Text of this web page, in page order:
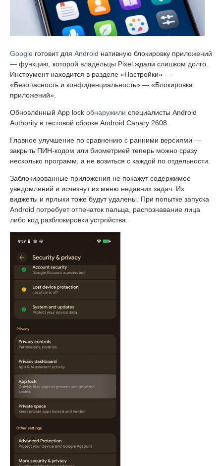
Google готовит для Android нативную блокировку приложений
— функцию, которой владельцы Pixel ждали слишком долго.
Инструмент находится в разделе «Настройки» —
«Безопасность и конфиденциальность» — «Блокировка
приложений».
Обновлённый App lock обнаружили специалисты Android
Authority в тестовой сборке Android Canary 2608.
Главное улучшение по сравнению с ранними версиями —
закрыть ПИН-кодом или биометрией теперь можно сразу
несколько программ, а не возиться с каждой по отдельности.
Заблокированные приложения не покажут содержимое
уведомлений и исчезнут из меню недавних задач. Их
виджеты и ярлыки тоже будут удалены. При попытке запуска
Android потребует отпечаток пальца, распознавание лица
либо код разблокировки устройства.